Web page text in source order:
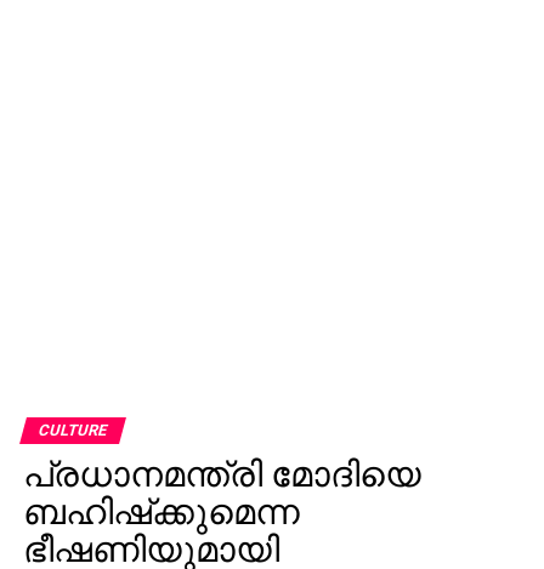
CULTURE
പ്രധാനമന്ത്രി മോദിയെ
ബഹിഷ്‌ക്കുമെന്ന
ഭീഷണിയുമായി